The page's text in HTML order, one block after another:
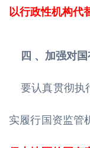
以行政性机构代
四 、加强对
要认真贯彻执
实履行国资监管